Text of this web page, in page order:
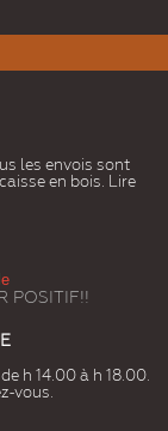
les envois sont
en bois. Lire
e
POSITIF!!
h 14.00 à h 18.00.
vous.